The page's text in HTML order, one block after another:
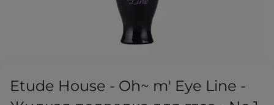
Etude House - Oh~ m' Eye Line -